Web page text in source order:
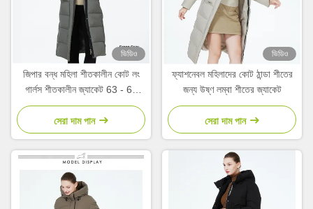
ভিডিও
জিপার বন্ধ মহিলা শীতকালীন কোট লং
গার্লস শীতকালীন জ্যাকেট 63 - 66
সেমি হাতা দৈর্ঘ্য
সেরা দাম পান
ভিডিও
ফ্যাশনেবল মহিলাদের কোট ঠান্ডা শীতের
জন্য উষ্ণ লম্বা শীতের জ্যাকেট
সেরা দাম পান